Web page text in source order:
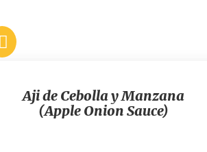
Aji de Cebolla y Manzana
(Apple Onion Sauce)